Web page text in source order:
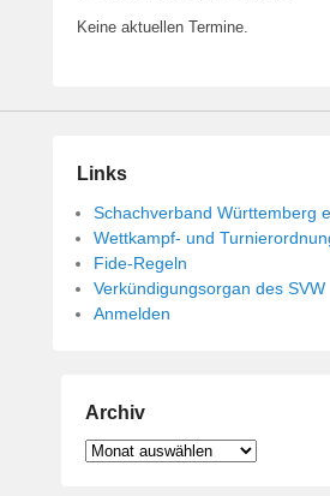
Keine aktuellen Termine.
Links
Schachverband Württemberg
Wettkampf- und
Fide-Regeln
Verkündigungsorgan des SVW
Anmelden
Archiv
Archiv